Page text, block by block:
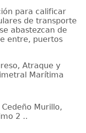
para calificar
de transporte
abastezcan de
entre, puertos
Atraque y
Marítima
Murillo,
2 ..